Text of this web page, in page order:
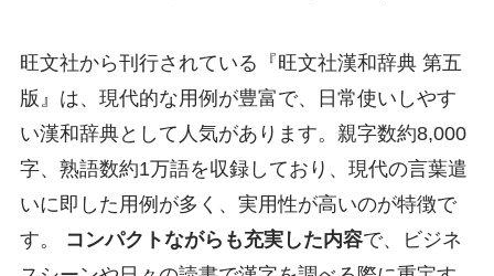
旺文社から刊行されている『旺文社漢和辞典 第五
版』は、現代的な用例が豊富で、日常使いしやす
い漢和辞典として人気があります。親字数約8,000
字、熟語数約1万語を収録しており、現代の言葉遣
いに即した用例が多く、実用性が高いのが特徴で
す。
コンパクトながらも充実した内容で、ビジネ